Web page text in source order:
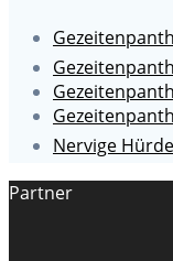
Nervige
Partner